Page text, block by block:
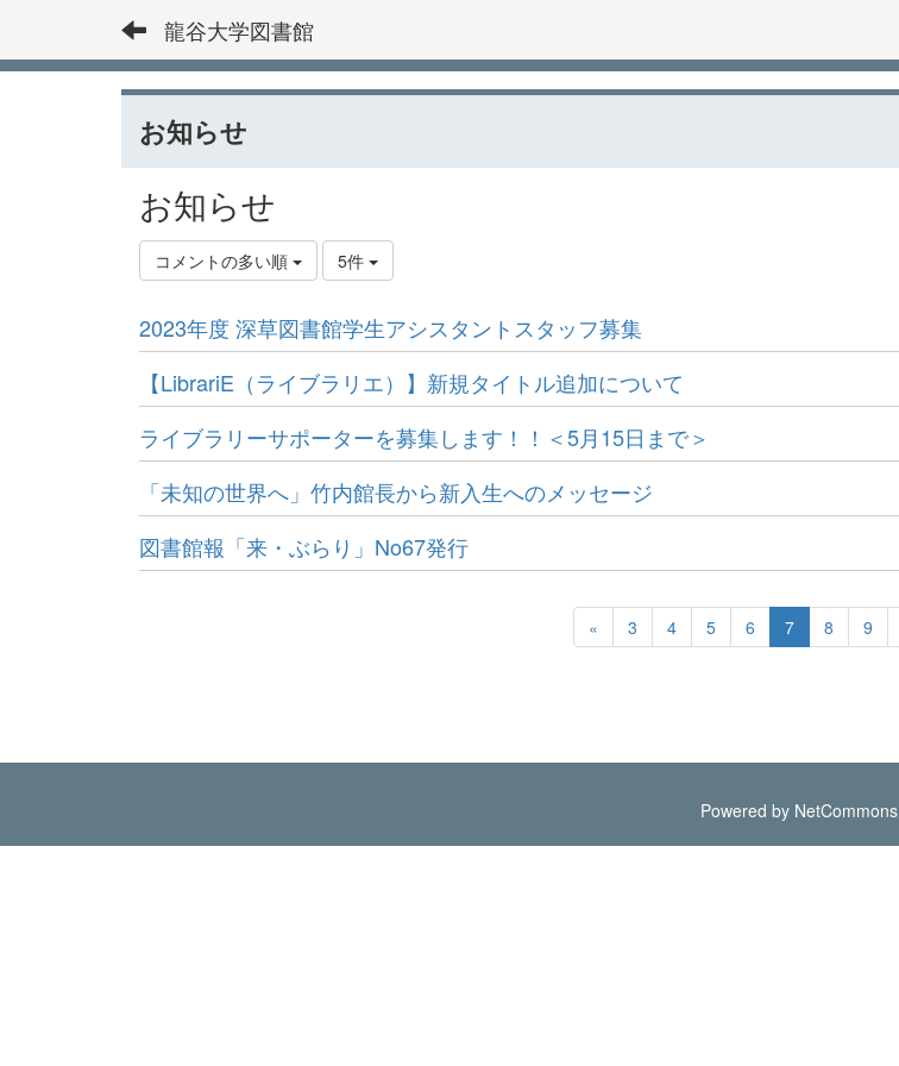
龍谷大学図書館
お知らせ
お知らせ
コメントの多い順 5件
2023年度 深草図書館学生アシスタントスタッフ募集
【LibrariE（ライブラリエ）】新規タイトル追加について
ライブラリーサポーターを募集します！！＜5月15日まで＞
「未知の世界へ」竹内館長から新入生へのメッセージ
図書館報「来・ぶらり」No67発行
« 3 4 5 6 7 8 9
Powered by NetCommons